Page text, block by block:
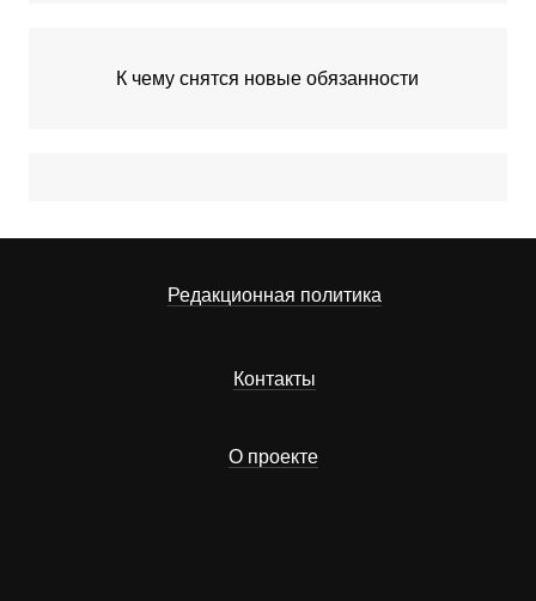
К чему снятся новые обязанности
Редакционная политика
Контакты
О проекте